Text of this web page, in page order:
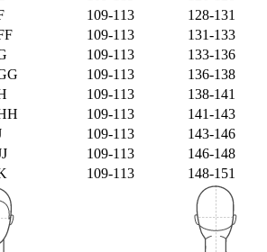
109-113
128-131
109-113
131-133
109-113
133-136
109-113
136-138
109-113
138-141
109-113
141-143
109-113
143-146
109-113
146-148
109-113 148-151